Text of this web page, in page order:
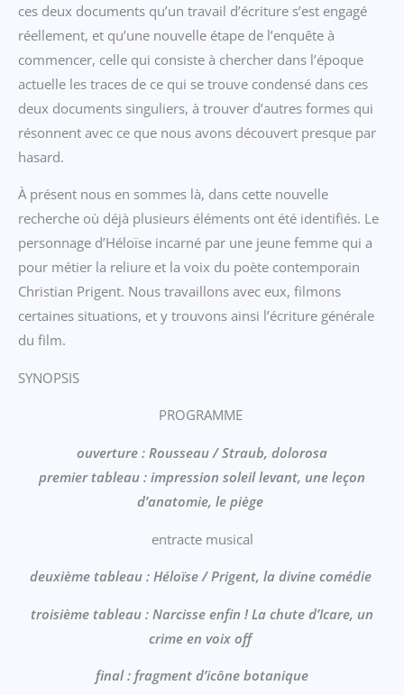
ces deux documents qu’un travail d’écriture s’est engagé
réellement, et qu’une nouvelle étape de l’enquête à
commencer, celle qui consiste à chercher dans l’époque
actuelle les traces de ce qui se trouve condensé dans ces
deux documents singuliers, à trouver d’autres formes qui
résonnent avec ce que nous avons découvert presque par
hasard.
À présent nous en sommes là, dans cette nouvelle
recherche où déjà plusieurs éléments ont été identifiés. Le
personnage d’Héloïse incarné par une jeune femme qui a
pour métier la reliure et la voix du poète contemporain
Christian Prigent. Nous travaillons avec eux, filmons
certaines situations, et y trouvons ainsi l’écriture générale
du film.
SYNOPSIS
PROGRAMME
ouverture : Rousseau / Straub, dolorosa
premier tableau : impression soleil levant, une lecon
d’anatomie, le piège
entracte musical
deuxième tableau : Héloise / Prigent, la divine comédie
troisième tableau : Narcisse enfin ! La chute d’Icare, un
crime en voix off
final : fragment d’icône botanique